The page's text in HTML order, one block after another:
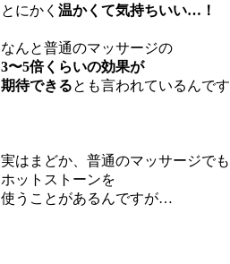
とにかく温かくて気持ちいい…！
なんと普通のマッサージの
3〜5倍くらいの効果が
期待できるとも言われているんです
実はまどか、普通のマッサージでも
ホットストーンを
使うことがあるんですが…